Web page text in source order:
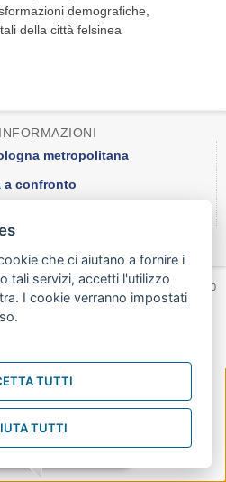
demografiche,
della città felsinea
metropolitana
a confronto
Controlli e Statistica- piazza Liber Paradisus, 10
Bologna
- Fax 051/2195700
che ci aiutano a fornire i
tali servizi, accetti l'utilizzo
I cookie verranno impostati
TUTTI
TUTTI
to Bookmarks,
and Hold the bookmark,